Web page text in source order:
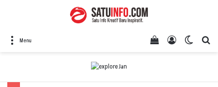
Menu Switch
Log In
View your